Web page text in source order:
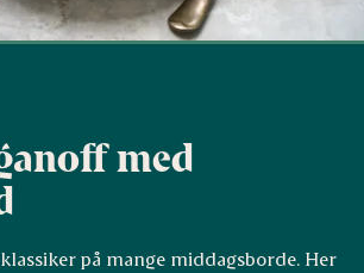
med
på mange middagsborde. Her